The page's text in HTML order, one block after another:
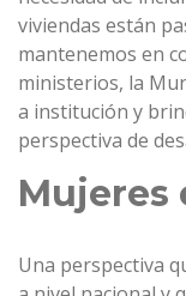
viviendas están
mantenemos en
ministerios, la
a institución y
perspectiva de
Mujeres
Una perspectiva